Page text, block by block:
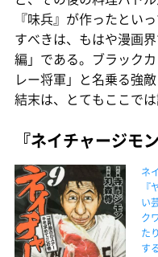
『味兵』が作ったとい
すべきは、もはや漫画
編」である。ブラック
レー将軍」と名乗る強
結末は、とてもここで
『ネイチャージモン
ネ
い
ク
た
す